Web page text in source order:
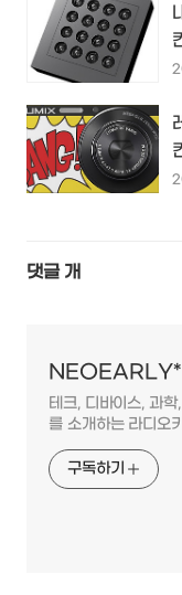
댓글 개
NEOEARLY*
테크, 디바이스, 과
를 소개하는 라디오
구독하기